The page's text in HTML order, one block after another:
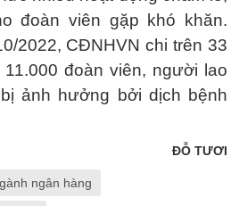
đoàn viên gặp khó khăn.
2022, CĐNHVN chi trên 33
đoàn viên, người lao
ảnh hưởng bởi dịch bệnh
ĐỖ TƯƠI
ngân hàng